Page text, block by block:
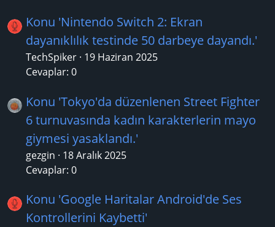
Konu 'Nintendo Switch 2: Ekran
dayanıklılık testinde 50 darbeye dayandı.'
TechSpiker 19 Haziran 2025
Cevaplar: 0
Konu 'Tokyo'da düzenlenen Street Fighter
6 turnuvasında kadın karakterlerin mayo
giymesi yasaklandı.'
gezgin
18 Aralık 2025
Cevaplar: 0
Konu 'Google Haritalar Android'de Ses
Kontrollerini Kaybetti'